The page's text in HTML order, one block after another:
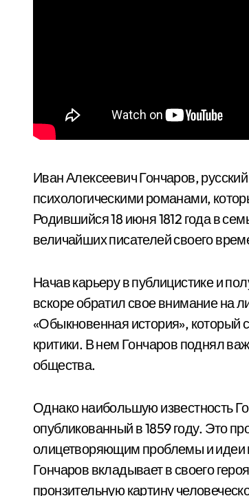
Иван Алексеевич Гончаров,
психологическими романами,
Родившийся 18 июня 1812 года в
величайших писателей своего
Начав карьеру в публицистике и
вскоре обратил свое внимание на
«Обыкновенная история», который
критики. В нем Гончаров поднял
общества.
Однако наибольшую известность
опубликованный в 1859 году. Это
олицетворяющим проблемы и идеи
Гончаров вкладывает в своего
пронзительную картину